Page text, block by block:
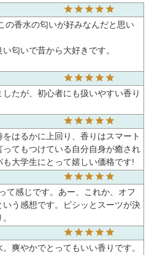
の香水の匂いが好みなんだと思い
匂いで昔から大好きです。
たが、初心者にも扱いやすい香り
はるかに上回り、香りはスマート
てもつけている自分自身が癒され
大学生にとって嬉しい価格です!
て感じです。あー、これか、オフ
う感想です。ビシッとスーツが決
爽やかでとってもいい香りです。